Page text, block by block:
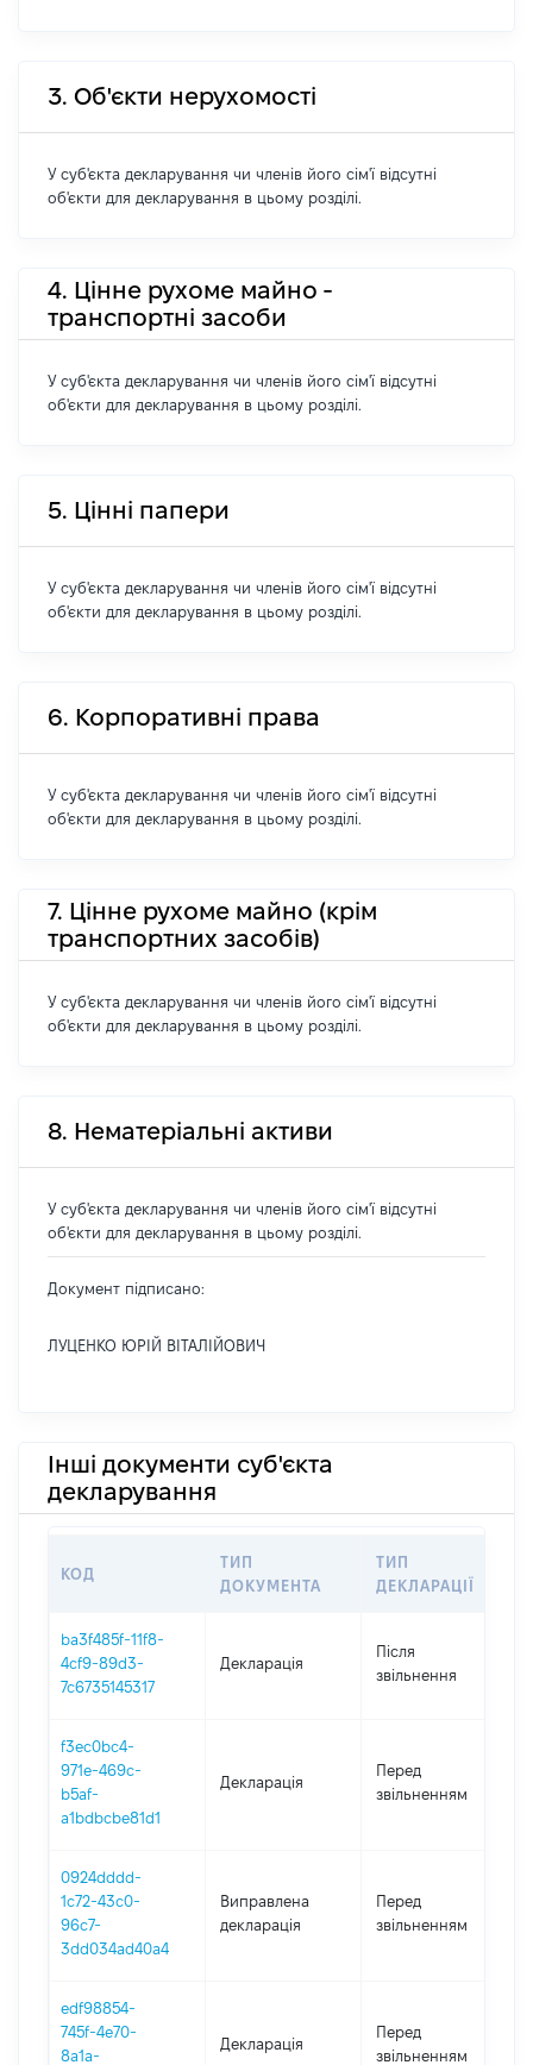
3. Об'єкти нерухомості
У суб'єкта декларування чи членів його сім'ї відсутні
об'єкти для декларування в цьому розділі.
4. Цінне рухоме майно -
транспортні засоби
У суб'єкта декларування чи членів його сім'ї відсутні
об'єкти для декларування в цьому розділі.
5. Цінні папери
У суб'єкта декларування чи членів його сім'ї відсутні
об'єкти для декларування в цьому розділі.
6. Корпоративні права
У суб'єкта декларування чи членів його сім'ї відсутні
об'єкти для декларування в цьому розділі.
7. Цінне рухоме майно (крім
транспортних засобів)
У суб'єкта декларування чи членів його сім'ї відсутні
об'єкти для декларування в цьому розділі.
8. Нематеріальні активи
У суб'єкта декларування чи членів його сім'ї відсутні
об'єкти для декларування в цьому розділі.
Документ підписано:
ЛУЦЕНКО ЮРІЙ ВІТАЛІЙОВИЧ
Інші документи суб'єкта
декларування
КОД
ТИП
ДОКУМЕНТА
ТИП
ДЕКЛАРАЦІЇ
ba3f485f-11f8-
4cf9-89d3-
7c6735145317
Декларація
Після
звільнення
f3ec0bc4-
971e-469c-
b5af-
a1bdbcbe81d1
Декларація
Перед
звільненням
0924dddd-
1c72-43c0-
96c7-
3dd034ad40a4
Виправлена
декларація
Перед
звільненням
edf98854-
745f-4e70-
8a1a-
Декларація
Перед
звільненням